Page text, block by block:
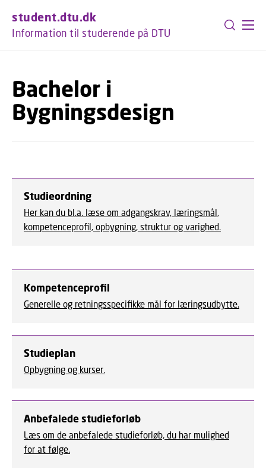
student.dtu.dk
Information til studerende på DTU
Bachelor i
Bygningsdesign
Studieordning
Her kan du bl.a. læse om adgangskrav, læringsmål,
kompetenceprofil, opbygning, struktur og varighed.
Kompetenceprofil
Generelle og retningsspecifikke mål for læringsudbytte.
Studieplan
Opbygning og kurser.
Anbefalede studieforløb
Læs om de anbefalede studieforløb, du har mulighed
for at følge.